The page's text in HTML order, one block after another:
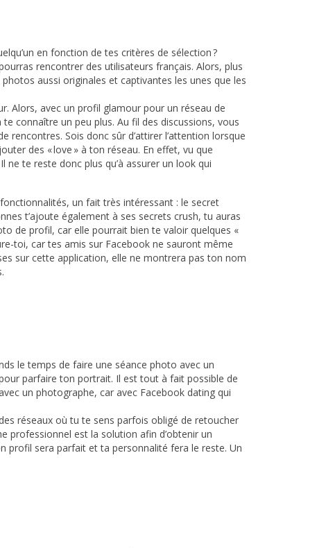
en fonction de tes critères de sélection ?
rencontrer des utilisateurs français. Alors, plus
aussi originales et captivantes les unes que les
Alors, avec un profil glamour pour un réseau de
connaître un peu plus. Au fil des discussions, vous
rencontres. Sois donc sûr d’attirer l’attention lorsque
des « love » à ton réseau. En effet, vu que
te reste donc plus qu’à assurer un look qui
un fait très intéressant : le secret
t’ajoute également à ses secrets crush, tu auras
de profil, car elle pourrait bien te valoir quelques «
toi, car tes amis sur Facebook ne sauront même
sur cette application, elle ne montrera pas ton nom
le temps de faire une séance photo avec un
parfaire ton portrait. Il est tout à fait possible de
un photographe, car avec Facebook dating qui
réseaux où tu te sens parfois obligé de retoucher
professionnel est la solution afin d’obtenir un
profil sera parfait et ta personnalité fera le reste. Un